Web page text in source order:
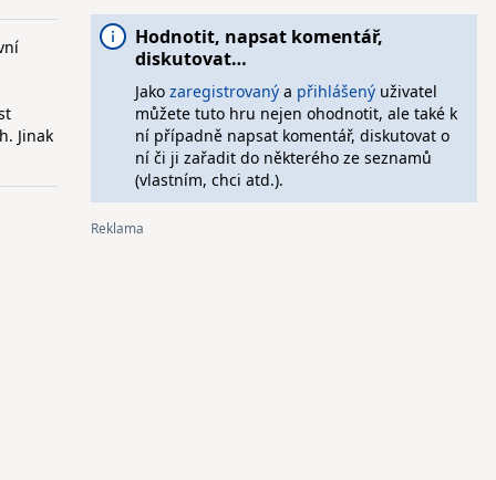
Jinak
Hodnotit, napsat komentář,
diskutovat…
Jako zaregistrovanýa přihlášenýuživatel
můžete tuto hru nejen ohodnotit, ale také k
ní případně napsat komentář, diskutovat o
ní či ji zařadit do některého ze seznamů
(vlastním, chci atd.).